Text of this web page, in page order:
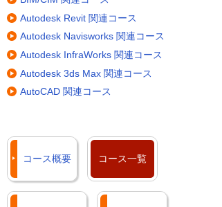
Autodesk Revit 関連コース
Autodesk Navisworks 関連コース
Autodesk InfraWorks 関連コース
Autodesk 3ds Max 関連コース
AutoCAD 関連コース
コース概要 コース一覧